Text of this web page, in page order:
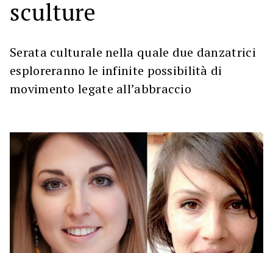
sculture
Serata culturale nella quale due danzatrici
esploreranno le infinite possibilità di
movimento legate all’abbraccio